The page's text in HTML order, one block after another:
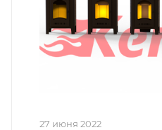
27 июня 2022